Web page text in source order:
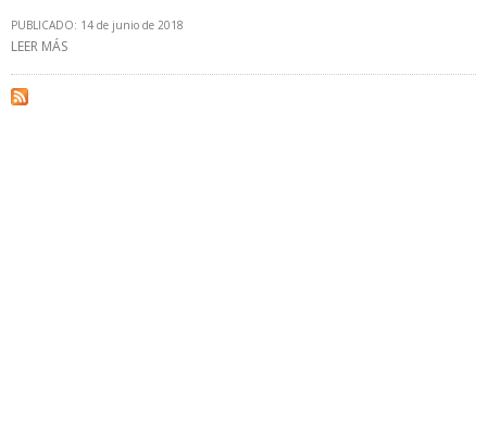
PUBLICADO: 14 de junio de 2018
LEER MÁS